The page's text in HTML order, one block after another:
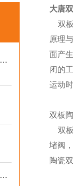
如何使陶瓷双闸板出料阀具有超长的使用寿命
对夹陶瓷止回阀在磨蚀性介质管道中的密封原理与选型要点
大唐
双板
原理
面产
闭的
运动
双板
双板
堵阀
陶瓷